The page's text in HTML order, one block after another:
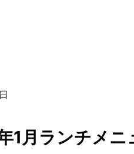
1月ランチメニ